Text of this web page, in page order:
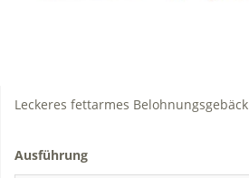
Leckeres fettarmes
Ausführung